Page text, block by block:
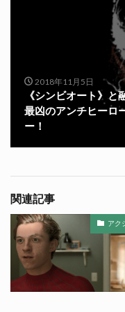
2018年11月5日
《シンビオート》
最凶のアンチヒーロ
ー！
関連記事
アク